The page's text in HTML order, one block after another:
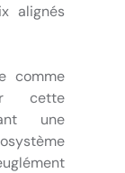
alignés
comme
cette
une